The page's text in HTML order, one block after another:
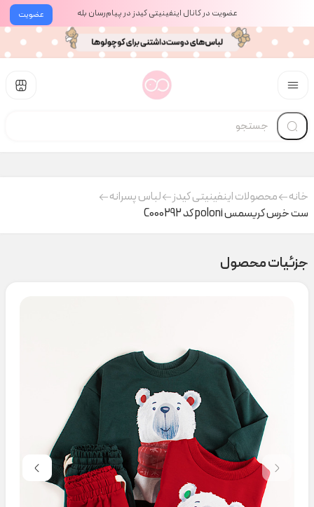
عضویت عضویت در کانال اینفینیتی کیدز در پیام‌رسان بله
خانه محصولات اینفینیتی کیدز
لباس پسرانه
ست خرس کریسمس poloni کد C000292
جزئیات محصول